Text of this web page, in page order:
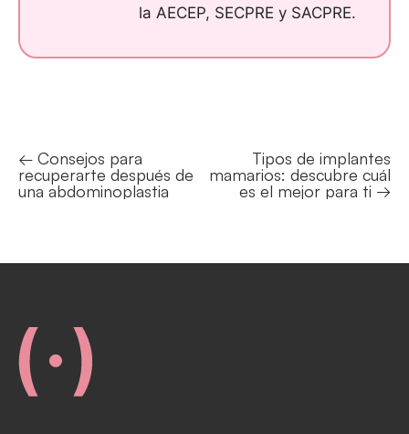
la AECEP, SECPRE y SACPRE.
Posts
navigation
← Consejos para
recuperarte después de
una abdominoplastia
Tipos de implantes
mamarios: descubre cuál
es el mejor para ti →